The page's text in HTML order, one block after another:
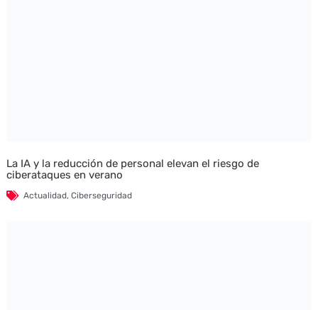
La IA y la reducción de personal elevan el riesgo de
ciberataques en verano
Actualidad, Ciberseguridad